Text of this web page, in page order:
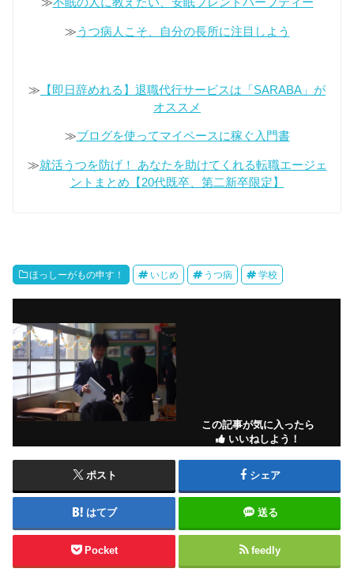
≫不眠の人に教えたい、安眠ブレンドハーブティー
≫うつ病人こそ、自分の長所に注目しよう
≫ 【即日辞めれる】退職代行サービスは「SARABA」が
オススメ
≫ブログを使ってマイペースに稼ぐ入門書
≫就活うつを防げ！ あなたを助けてくれる転職エージェ
ントまとめ【20代既卒、第二新卒限定】
ほっしーがもの申す！ いじめ うつ病 学校
この記事が気に入ったら
いいねしよう！
ポスト シェア
はてブ 送る
Pocket feedly